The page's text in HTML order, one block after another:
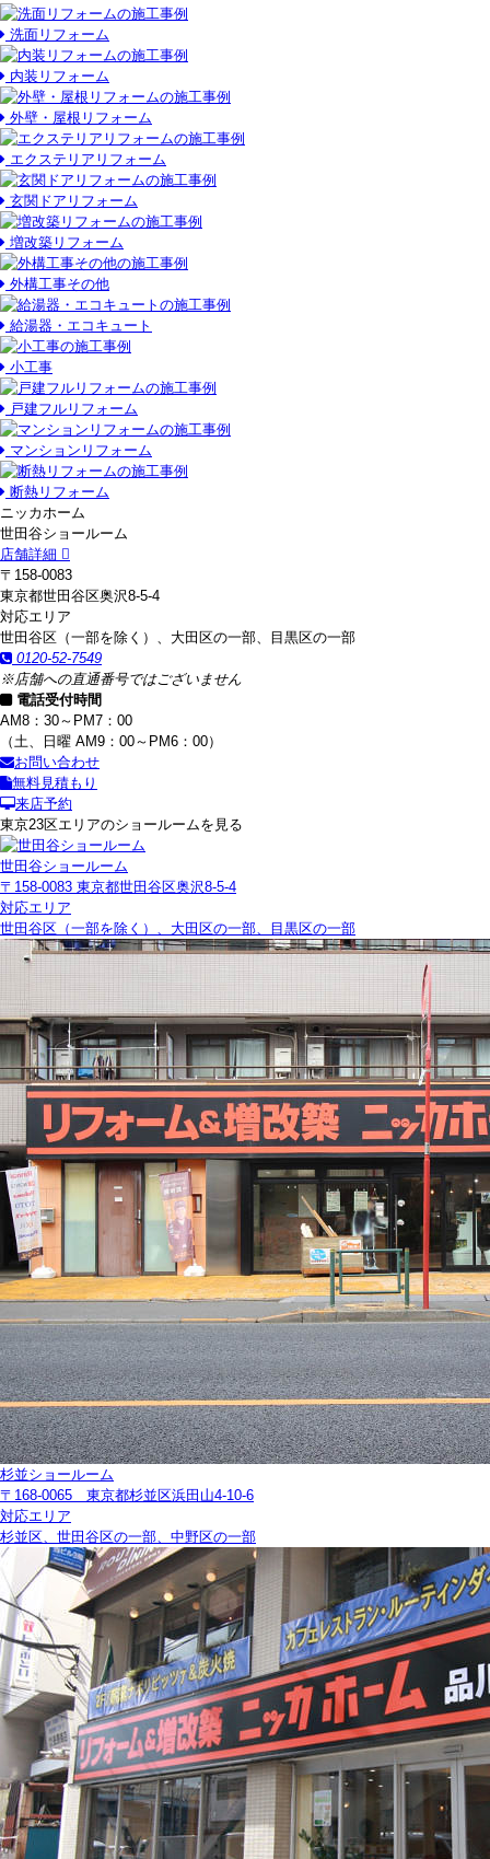
洗面リフォーム
内装リフォーム
外壁・屋根リフォーム
エクステリアリフォーム
玄関ドアリフォーム
増改築リフォーム
外構工事その他
給湯器・エコキュート
小工事
戸建フルリフォーム
マンションリフォーム
断熱リフォーム
ニッカホーム
世田谷ショールーム
店舗詳細
〒158-0083
東京都世田谷区奥沢8-5-4
対応エリア
世田谷区（一部を除く）、大田区の一部、目黒区の一部
0120-52-7549
※店舗への直通番号ではございません
電話受付時間
AM8：30～PM7：00
（土、日曜 AM9：00～PM6：00）
お問い合わせ
無料見積もり
来店予約
東京23区エリアのショールームを見る
世田谷ショールーム
〒158-0083 東京都世田谷区奥沢8-5-4
対応エリア
世田谷区（一部を除く）、大田区の一部、目黒区の一部
杉並ショールーム
〒168-0065 東京都杉並区浜田山4-10-6
対応エリア
杉並区、世田谷区の一部、中野区の一部